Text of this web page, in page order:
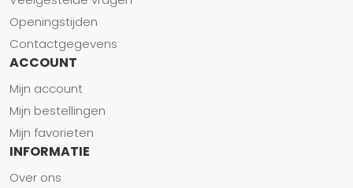
Openingstijden
Contactgegevens
ACCOUNT
Mijn account
Mijn bestellingen
Mijn favorieten
INFORMATIE
Over ons